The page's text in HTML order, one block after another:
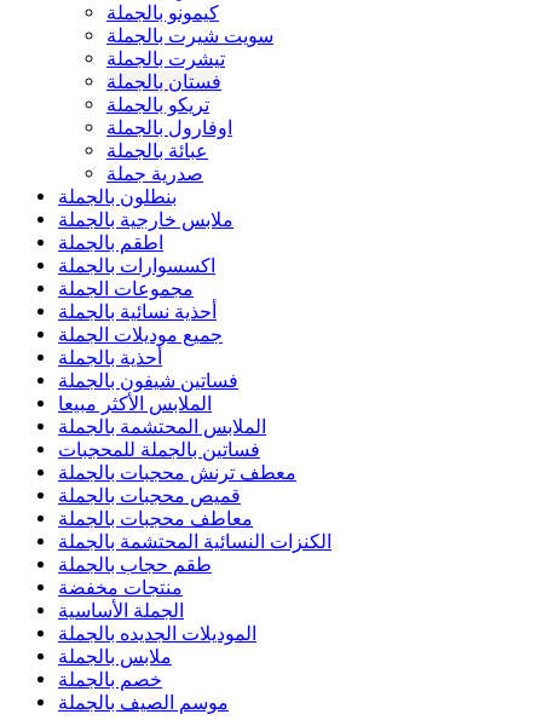
كيمونو بالجملة
سويت شيرت بالجملة
تيشرت بالجملة
فستان بالجملة
تريكو بالجملة
اوفارول بالجملة
عبائة بالجملة
صدرية جملة
بنطلون بالجملة
ملابس خارجية بالجملة
اطقم بالجملة
اكسسوارات بالجملة
مجموعات الجملة
أحذية نسائية بالجملة
جميع موديلات الجملة
أحذية بالجملة
فساتين شيفون بالجملة
الملابس الأكثر مبيعا
الملابس المحتشمة بالجملة
فساتين بالجملة للمحجبات
معطف ترنش محجبات بالجملة
قميص محجبات بالجملة
معاطف محجبات بالجملة
الكنزات النسائية المحتشمة بالجملة
طقم حجاب بالجملة
منتجات مخفضة
الجملة الأساسية
الموديلات الجديده بالجملة
ملابس بالجملة
خصم بالجملة
موسم الصيف بالجملة